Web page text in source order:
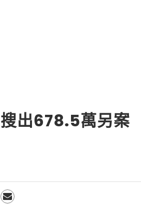
出678.5萬另案